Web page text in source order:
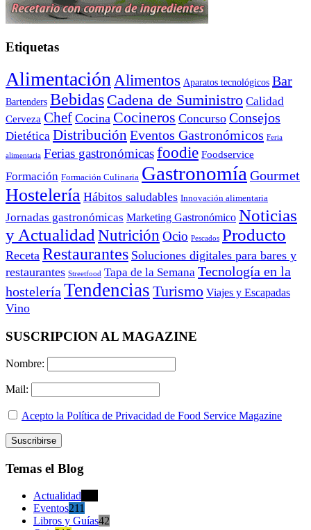
Etiquetas
Alimentación Alimentos Aparatos tecnológicos Bar
Bartenders Bebidas Cadena de Suministro Calidad
Cerveza Chef Cocina Cocineros Concurso Consejos
Dietética Distribución Eventos Gastronómicos Feria
alimentaria Ferias gastronómicasfoodie Foodservice
Formación Formación Culinaria Gastronomía Gourmet
Hostelería Hábitos saludables Innovación alimentaria
Jornadas gastronómicas Marketing Gastronómico Noticias
y Actualidad Nutrición Ocio Pescados Producto
Receta Restaurantes Soluciones digitales para bares y
restaurantes Streetfood Tapa de la Semana Tecnología en la
hostelería Tendencias Turismo Viajes y Escapadas
Vino
SUSCRIPCION AL MAGAZINE
Nombre:
Mail:
Acepto la Política de Privacidad de Food Service Magazine
Temas el Blog
Actualidad
Eventos211
Libros y Guías42